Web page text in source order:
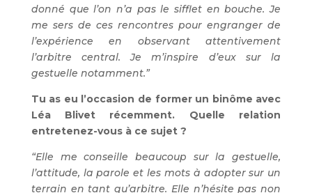
donné que l’on n’a pas le sifflet en bouche. Je
me sers de ces rencontres pour engranger de
l’expérience en observant attentivement
l’arbitre central. Je m’inspire d’eux sur la
gestuelle notamment.”
Tu as eu l’occasion de former un binôme avec
Léa Blivet récemment. Quelle relation
entretenez-vous à ce sujet ?
“Elle me conseille beaucoup sur la gestuelle,
l’attitude, la parole et les mots à adopter sur un
terrain en tant qu’arbitre. Elle n’hésite pas non